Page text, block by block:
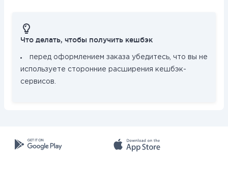
Что делать, чтобы получить кешбэк
перед оформлением заказа убедитесь, что вы не
используете сторонние расширения кешбэк-
сервисов.